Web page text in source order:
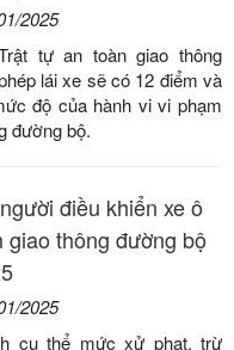
2025
tự an toàn giao thông
lái xe sẽ có 12 điểm và
độ của hành vi vi phạm
đường bộ.
điều khiển xe ô
giao thông đường bộ
2025
cụ thể mức xử phạt, trừ